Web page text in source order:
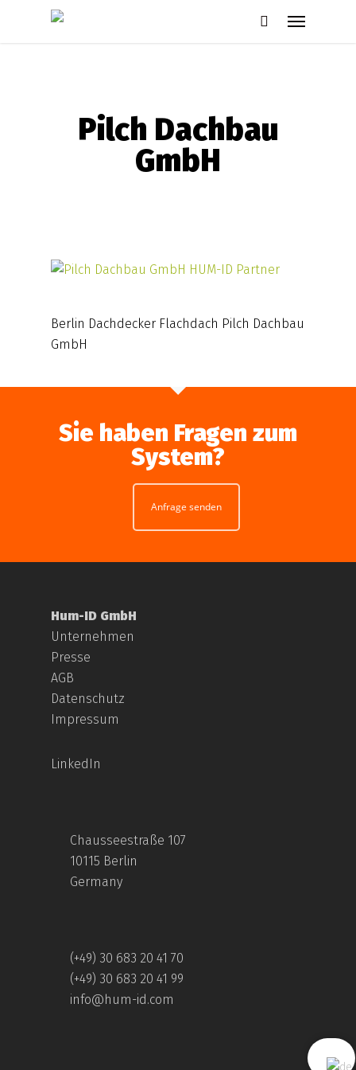
Menu
Pilch Dachbau
GmbH
Berlin Dachdecker Flachdach Pilch Dachbau
GmbH
Sie haben Fragen zum
System?
Anfrage senden
Hum-ID GmbH
Unternehmen
Presse
AGB
Datenschutz
Impressum
LinkedIn
Chausseestraße 107
10115 Berlin
Germany
(+49) 30 683 20 41 70
(+49) 30 683 20 41 99
info@hum-id.com